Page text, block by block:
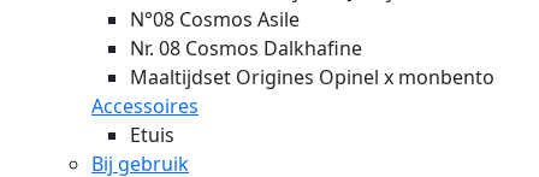
N°08 Cosmos Asile
Nr. 08 Cosmos Dalkhafine
Maaltijdset Origines Opinel x monbento
Accessoires
Etuis
Bij gebruik